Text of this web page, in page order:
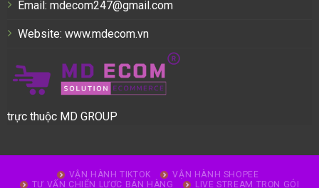
Email: mdecom247@gmail.com
Website: www.mdecom.vn
trực thuộc MD GROUP
VẬN HÀNH TIKTOK
VẬN HÀNH SHOPEE
TƯ VẤN CHIẾN LƯỢC BÁN HÀNG
LIVE STREAM TRỌN GÓI